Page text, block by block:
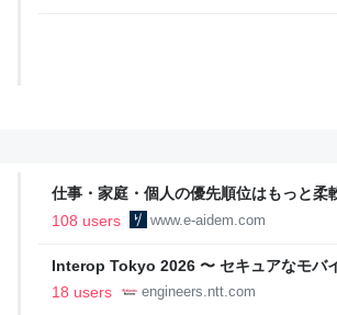
仕事・家庭・個人の優先順位はもっと
の自分に伝えたいこと - りっすん by イー
108 users www.e-aidem.com
Interop Tokyo 2026 〜 セキュアなモバ
への取り組み 〜 - NTT docomo
18 users engineers.ntt.com